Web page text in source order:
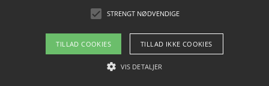
Copyright 2026 - Pilanto Aps
Om / kontakt
STRENGT NØDVENDIGE
TILLAD COOKIES TILLAD IKKE COOKIES
VIS DETALJER